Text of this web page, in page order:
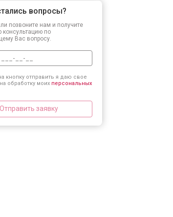
вопросы?
позвоните нам и получите
консультацию по
Вас вопросу.
кнопку отправить я даю свое
обработку моих персональных
Отправить заявку